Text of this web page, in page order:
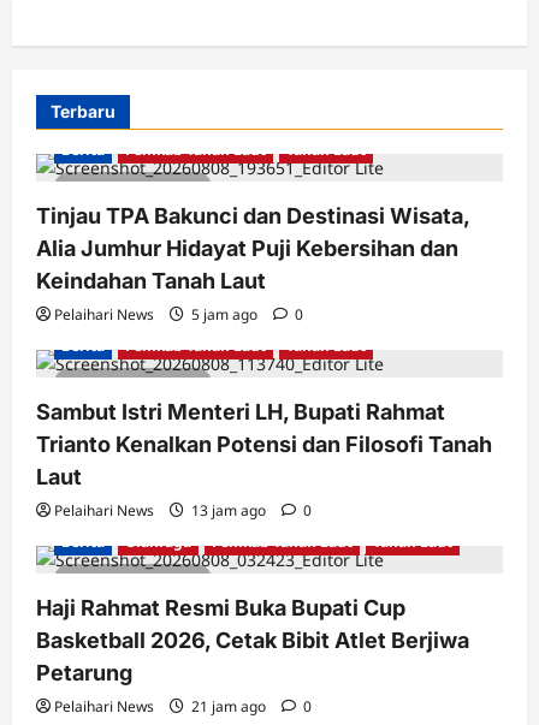
Terbaru
2 minutes read
Berita Pemkab Tanah Laut Tanah Laut
Tinjau TPA Bakunci dan Destinasi Wisata,
Alia Jumhur Hidayat Puji Kebersihan dan
Keindahan Tanah Laut
Pelaihari News 5 jam ago 0
2 minutes read
Berita Pemkab Tanah Laut Tanah Laut
Sambut Istri Menteri LH, Bupati Rahmat
Trianto Kenalkan Potensi dan Filosofi Tanah
Laut
Pelaihari News 13 jam ago 0
2 minutes read
Berita Olahraga Pemkab Tanah Laut Tanah Laut
Haji Rahmat Resmi Buka Bupati Cup
Basketball 2026, Cetak Bibit Atlet Berjiwa
Petarung
Pelaihari News 21 jam ago 0